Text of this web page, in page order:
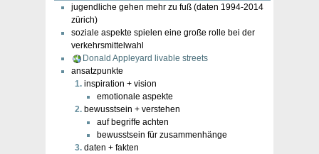
jugendliche gehen mehr zu fuß (daten 1994-2014
zürich)
soziale aspekte spielen eine große rolle bei der
verkehrsmittelwahl
Donald Appleyard livable streets
ansatzpunkte
inspiration + vision
emotionale aspekte
bewusstsein + verstehen
auf begriffe achten
bewusstsein für zusammenhänge
daten + fakten